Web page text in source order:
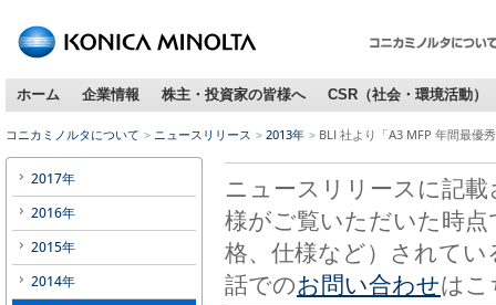
ホーム 企業情報 株主・投資家の皆様へ CSR（社会・環境活動）
コニカミノルタについて ニュースリリース 2013年 BLI 社より「A3 MFP 年間最優
ニュースリリースに記
様がご覧いただいた時
格、仕様など）されて
話でのお問い合わせは
2017年
2016年
2015年
2014年